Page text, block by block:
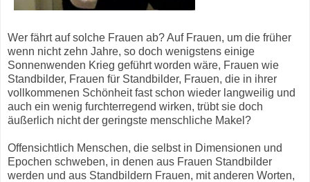
Wer fährt auf solche Frauen ab? Auf Frauen, um die früher
wenn nicht zehn Jahre, so doch wenigstens einige
Sonnenwenden Krieg geführt worden wäre, Frauen wie
Standbilder, Frauen für Standbilder, Frauen, die in ihrer
vollkommenen Schönheit fast schon wieder langweilig und
auch ein wenig furchterregend wirken, trübt sie doch
äußerlich nicht der geringste menschliche Makel?
Offensichtlich Menschen, die selbst in Dimensionen und
Epochen schweben, in denen aus Frauen Standbilder
werden und aus Standbildern Frauen, mit anderen Worten,